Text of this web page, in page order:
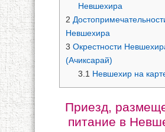
Невшехира
2
Невшехира
3 Окрестности
(Ачиксарай)
3.1 Невшехир на
Приезд,
питание в